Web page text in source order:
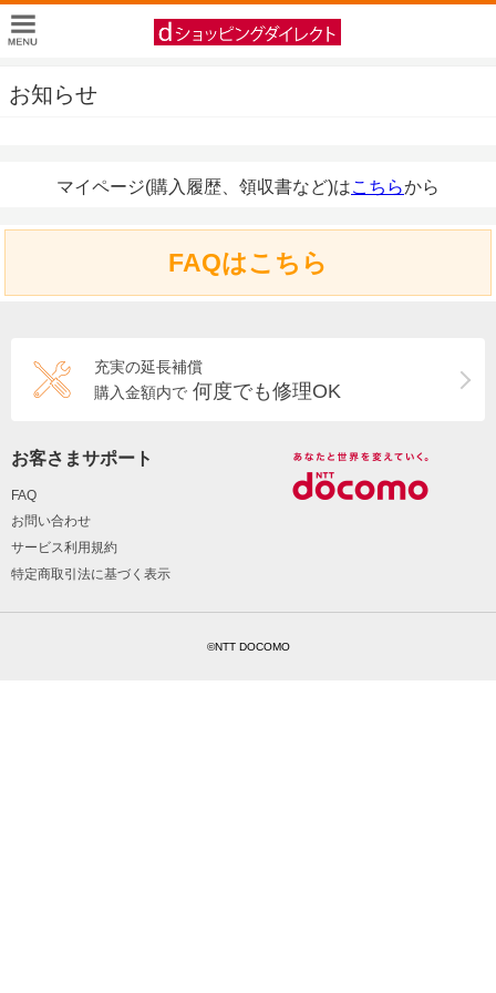
お知らせ
マイページ(購入履歴、領収書など)はこちらから
FAQはこちら
充実の延長補償
購入金額内で 何度でも修理OK
お客さまサポート
FAQ
お問い合わせ
サービス利用規約
特定商取引法に基づく表示
©NTT DOCOMO